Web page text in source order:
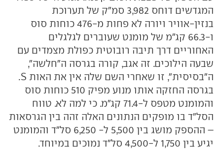
המגדשים דוחס 3,982 סמ"ק של תערוכת
בנזין-אוויר ויורה לא פחות מ-476 כוחות סוס
ו-66.3 קג"מ של מומנט שעוברים לגלגלים
האחוריים דרך תיבה רובוטית כפולת מצמדים עם
שבעה הילוכים. זה אגב, קורה בגרסה ה"חלשה",
ה"בסיסית", זו שאחרי השם שלה אין את האות S.
בגרסה החזקה אותו מנוע מפיק 510 כוחות סוס
והמומנט מטפס ל-71.4 קג"מ. כי למה לא. טווח
הסל"ד בו מופקים הנתונים האלה זהה בין הגרסאות
– ההספק מושג בין 5,500 ל- 6,250 סל"ד והמומנט
יגיע בין 1,750 ל-4,500 סל"ד נמוכים במיוחד.